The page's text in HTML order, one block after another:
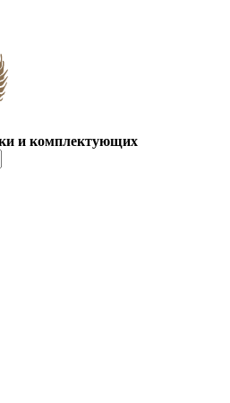
и комплектующих